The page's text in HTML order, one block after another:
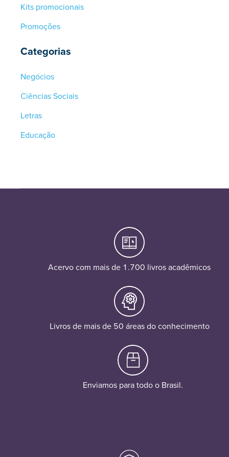
Kits promocionais
Promoções
Categorias
Negócios
Ciências Sociais
Letras
Educação
Acervo com mais de 1.700 livros acadêmicos
Livros de mais de 50 áreas do conhecimento
Enviamos para todo o Brasil.